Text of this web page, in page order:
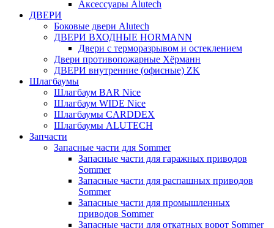
Аксессуары Alutech
ДВЕРИ
Боковые двери Alutech
ДВЕРИ ВХОДНЫЕ HORMANN
Двери с терморазрывом и остеклением
Двери противопожарные Хёрманн
ДВЕРИ внутренние (офисные) ZK
Шлагбаумы
Шлагбаум BAR Nice
Шлагбаум WIDE Nice
Шлагбаумы CARDDEX
Шлагбаумы ALUTECH
Запчасти
Запасные части для Sommer
Запасные части для гаражных приводов
Sommer
Запасные части для распашных приводов
Sommer
Запасные части для промышленных
приводов Sommer
Запасные части для откатных ворот Sommer